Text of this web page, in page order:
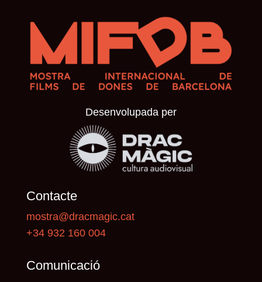
Desenvolupada per
Contacte
mostra@dracmagic.cat
+34 932 160 004
Comunicació